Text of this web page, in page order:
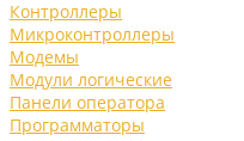
Контроллеры
Микроконтроллеры
Модемы
Модули логические
Панели оператора
Программаторы